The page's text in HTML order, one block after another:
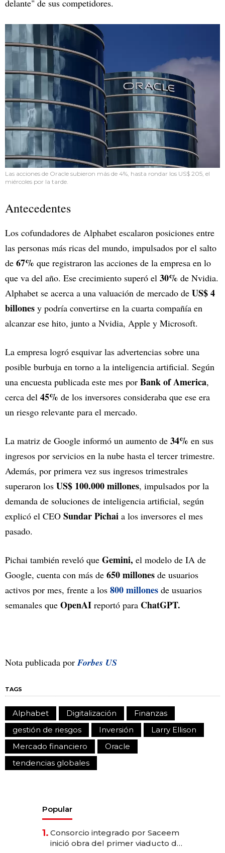
delante" de sus competidores.
Las acciones de Oracle subieron más de 4%, hasta rondar los US$ 205, el
miércoles por la tarde.
Antecedentes
Los cofundadores de Alphabet escalaron posiciones entre
las personas más ricas del mundo, impulsados por el salto
de 67% que registraron las acciones de la empresa en lo
que va del año. Ese crecimiento superó el 30% de Nvidia.
Alphabet se acerca a una valuación de mercado de US$ 4
billones y podría convertirse en la cuarta compañía en
alcanzar ese hito, junto a Nvidia, Apple y Microsoft.
La empresa logró esquivar las advertencias sobre una
posible burbuja en torno a la inteligencia artificial. Según
una encuesta publicada este mes por Bank of America,
cerca del 45% de los inversores consideraba que ese era
un riesgo relevante para el mercado.
La matriz de Google informó un aumento de 34% en sus
ingresos por servicios en la nube hasta el tercer trimestre.
Además, por primera vez sus ingresos trimestrales
superaron los US$ 100.000 millones, impulsados por la
demanda de soluciones de inteligencia artificial, según
explicó el CEO Sundar Pichai a los inversores el mes
pasado.
Pichai también reveló que Gemini, el modelo de IA de
Google, cuenta con más de 650 millones de usuarios
activos por mes, frente a los 800 millones de usuarios
semanales que OpenAI reportó para ChatGPT.
Nota publicada por Forbes US
TAGS
Alphabet Digitalización
Finanzas
gestión de riesgos
Inversión
Larry Ellison
Mercado financiero
Oracle
tendencias globales
Popular
1. Consorcio integrado por Saceem
inició obra del primer viaducto de